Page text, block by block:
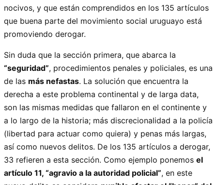
nocivos, y que están comprendidos en los 135 artículos
que buena parte del movimiento social uruguayo está
promoviendo derogar.
Sin duda que la sección primera, que abarca la
“seguridad”, procedimientos penales y policiales, es una
de las más nefastas. La solución que encuentra la
derecha a este problema continental y de larga data,
son las mismas medidas que fallaron en el continente y
a lo largo de la historia; más discrecionalidad a la policía
(libertad para actuar como quiera) y penas más largas,
así como nuevos delitos. De los 135 artículos a derogar,
33 refieren a esta sección. Como ejemplo ponemos el
artículo 11, “agravio a la autoridad policial”, en este